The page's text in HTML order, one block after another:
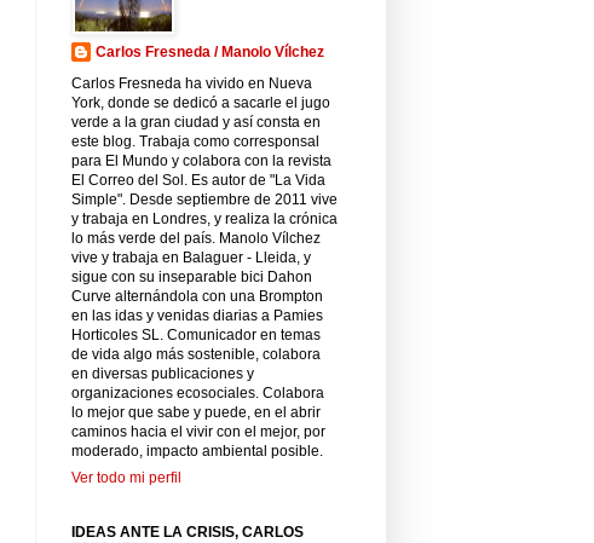
Carlos Fresneda / Manolo Vílchez
Carlos Fresneda ha vivido en Nueva
York, donde se dedicó a sacarle el jugo
verde a la gran ciudad y así consta en
este blog. Trabaja como corresponsal
para El Mundo y colabora con la revista
El Correo del Sol. Es autor de "La Vida
Simple". Desde septiembre de 2011 vive
y trabaja en Londres, y realiza la crónica
lo más verde del país. Manolo Vílchez
vive y trabaja en Balaguer - Lleida, y
sigue con su inseparable bici Dahon
Curve alternándola con una Brompton
en las idas y venidas diarias a Pamies
Horticoles SL. Comunicador en temas
de vida algo más sostenible, colabora
en diversas publicaciones y
organizaciones ecosociales. Colabora
lo mejor que sabe y puede, en el abrir
caminos hacia el vivir con el mejor, por
moderado, impacto ambiental posible.
Ver todo mi perfil
IDEAS ANTE LA CRISIS, CARLOS